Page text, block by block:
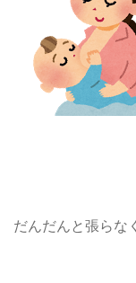
だんだんと張らな